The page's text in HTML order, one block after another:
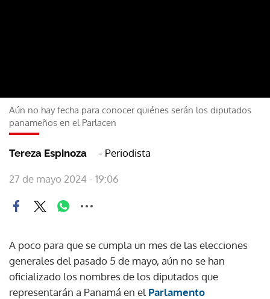
Aún no hay fecha para conocer quiénes serán los diputados
panameños en el Parlacen
Tereza Espinoza - Periodista
27 de mayo 2024 - 19:06
A poco para que se cumpla un mes de las elecciones
generales del pasado 5 de mayo, aún no se han
oficializado los nombres de los diputados que
representarán a Panamá en el Parlamento